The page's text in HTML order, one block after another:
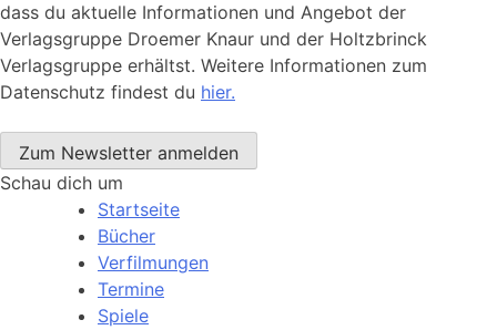
dass du aktuelle Informationen und Angebot der
Verlagsgruppe Droemer Knaur und der Holtzbrinck
Verlagsgruppe erhältst. Weitere Informationen zum
Datenschutz findest du hier.
Schau dich um
Startseite
Bücher
Verfilmungen
Termine
Spiele